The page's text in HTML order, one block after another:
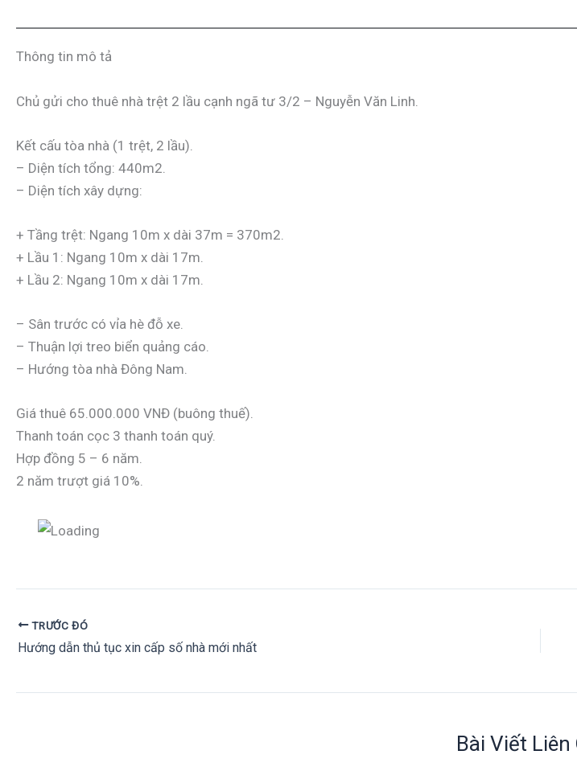
Thông tin mô tả
Chủ gửi cho thuê nhà trệt 2 lầu cạnh ngã tư 3/2 – Nguyễn Văn Linh.
Kết cấu tòa nhà (1 trệt, 2 lầu).
– Diện tích tổng: 440m2.
– Diện tích xây dựng:
+ Tầng trệt: Ngang 10m x dài 37m = 370m2.
+ Lầu 1: Ngang 10m x dài 17m.
+ Lầu 2: Ngang 10m x dài 17m.
– Sân trước có vỉa hè đỗ xe.
– Thuận lợi treo biển quảng cáo.
– Hướng tòa nhà Đông Nam.
Giá thuê 65.000.000 VNĐ (buông thuế).
Thanh toán cọc 3 thanh toán quý.
Hợp đồng 5 – 6 năm.
2 năm trượt giá 10%.
TRƯỚC ĐÓ
Hướng dẫn thủ tục xin cấp số nhà mới nhất
Bài Viết Liên